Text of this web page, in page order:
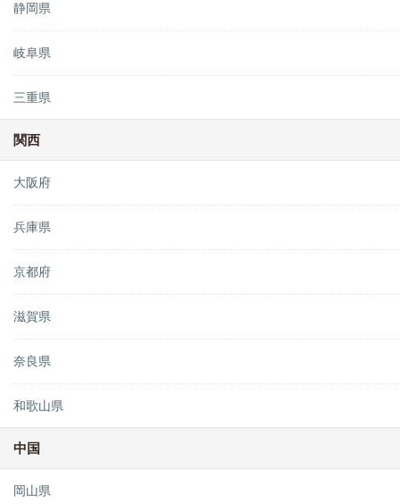
静岡県
岐阜県
三重県
関西
大阪府
兵庫県
京都府
滋賀県
奈良県
和歌山県
中国
岡山県